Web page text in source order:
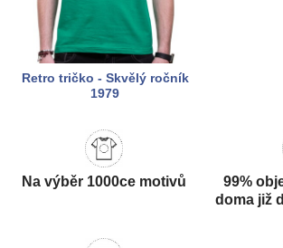
Retro tričko - Skvělý ročník
1979
Na výběr 1000ce motivů
99%
doma již